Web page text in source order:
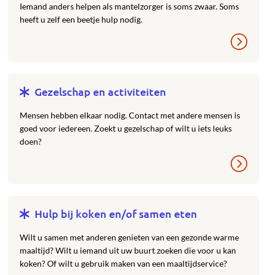
Iemand anders helpen als mantelzorger is soms zwaar. Soms
heeft u zelf een beetje hulp nodig.
Gezelschap en activiteiten
Mensen hebben elkaar nodig. Contact met andere mensen is
goed voor iedereen. Zoekt u gezelschap of wilt u iets leuks
doen?
Hulp bij koken en/of samen eten
Wilt u samen met anderen genieten van een gezonde warme
maaltijd? Wilt u iemand uit uw buurt zoeken die voor u kan
koken? Of wilt u gebruik maken van een maaltijdservice?